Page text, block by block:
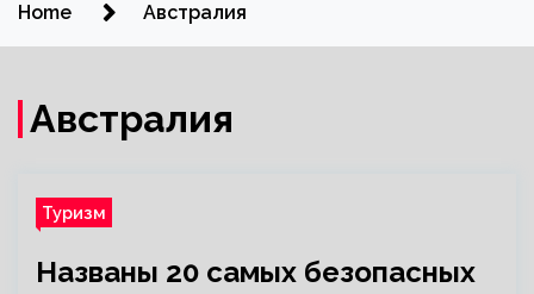
Home Австралия
Австралия
Туризм
Названы 20 самых безопасных